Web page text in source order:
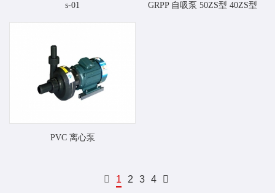
s-01 GRPP 自吸泵 50ZS型 40ZS型
PVC 离心泵
1 2 3 4